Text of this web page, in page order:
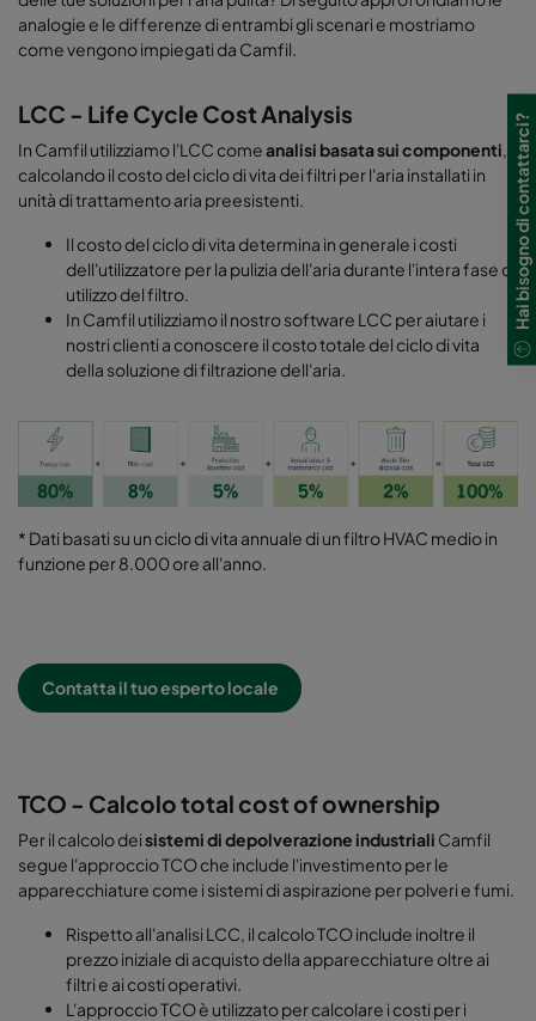
analogie e le differenze di entrambi gli scenari e mostriamo
come vengono impiegati da Camfil.
LCC - Life Cycle Cost Analysis
In Camfil utilizziamo l'LCC comeanalisi basata sui componenti,
calcolando il costo del ciclo di vita dei filtri per l'aria installati in
unità di trattamento aria preesistenti.
Il costo del ciclo di vita determina in generale i costi
dell'utilizzatore per la pulizia dell'aria durante l'intera fase di
utilizzo del filtro.
In Camfil utilizziamo il nostro software LCC per aiutare i
nostri clienti a conoscere il costo totale del ciclo di vita
della soluzione di filtrazione dell'aria.
* Dati basati su un ciclo di vita annuale di un filtro HVAC medio in
funzione per 8.000 ore all'anno.
Contatta il tuo esperto locale
TCO - Calcolo total cost of ownership
Per il calcolo deisistemi di depolverazione industriali Camfil
segue l'approccio TCO che include l'investimento per le
apparecchiature come i sistemi di aspirazione per polveri e fumi.
Rispetto all'analisi LCC, il calcolo TCO include inoltre il
prezzo iniziale di acquisto della apparecchiature oltre ai
filtri e ai costi operativi.
L'approccio TCO è utilizzato per calcolare i costi per i
Hai bisogno di contattarci?